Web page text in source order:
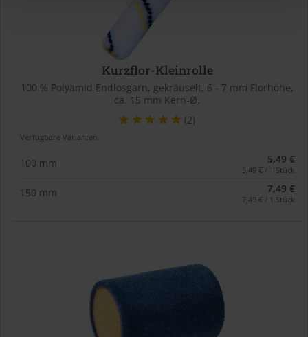
Kurzflor-Kleinrolle
100 % Polyamid Endlosgarn, gekräuselt, 6 - 7 mm Florhöhe,
ca. 15 mm Kern-Ø.
(2)
Verfügbare Varianten
100 mm 5,49 €
5,49 € / 1 Stück
150 mm 7,49 €
7,49 € / 1 Stück